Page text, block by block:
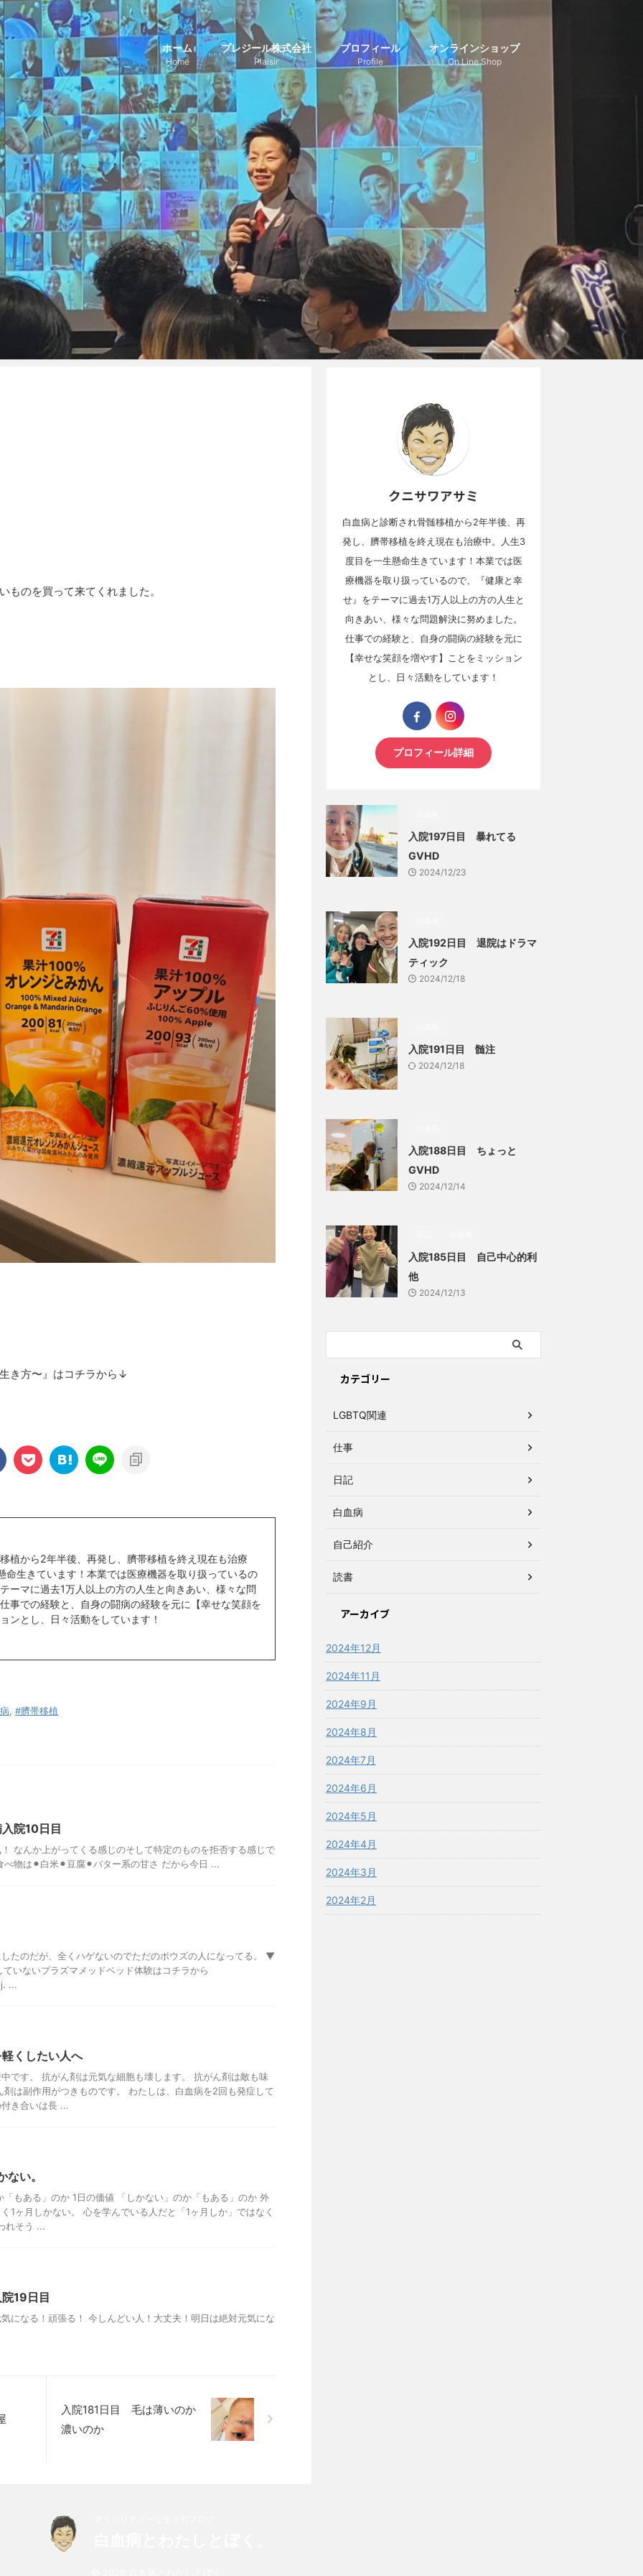
ホーム
Home
プレジール株式会社
Plaisir
プロフィール
Profile
オンラインショップ
On Line Shop
ものを買って来てくれました。
き方〜』はコチラから↓
植から2年半後、再発し、臍帯移植を終え現在も治療
命生きています！本業では医療機器を取り扱っているの
ーマに過去1万人以上の方の人生と向きあい、様々な問
事での経験と、自身の闘病の経験を元に【幸せな笑顔を
ンとし、日々活動をしています！
#臍帯移植
院10日目
なんか上がってくる感じのそして特定のものを拒否する感じで
物は⚫︎白米⚫︎豆腐⚫︎バター系の甘さ だから今日 ...
たのだが、全くハゲないのでただのボウズの人になってる。 ▼
いないプラズマメッドベッド体験はコチラから
...
くしたい人へ
です。 抗がん剤は元気な細胞も壊します。 抗がん剤は敵も味
は副作用がつきものです。 わたしは、白血病を2回も発症して
き合いは長 ...
い。
もある」のか 1日の価値 「しかない」のか「もある」のか 外
1ヶ月しかない。 心を学んでいる人だと「1ヶ月しか」ではなく
れそう ...
19日目
になる！頑張る！ 今しんどい人！大丈夫！明日は絶対元気にな
入院181日目 毛は薄いのか
濃いのか
クニサワアサミ
白血病と診断され骨髄移植から2年半後、再
発し、臍帯移植を終え現在も治療中。人生3
度目を一生懸命生きています！本業では医
療機器を取り扱っているので、『健康と幸
せ』をテーマに過去1万人以上の方の人生と
向きあい、様々な問題解決に努めました。
仕事での経験と、自身の闘病の経験を元に
【幸せな笑顔を増やす】ことをミッション
とし、日々活動をしています！
プロフィール詳細
入院197日目 暴れてる
GVHD
2024/12/23
入院192日目 退院はドラマ
ティック
2024/12/18
入院191日目 髄注
2024/12/18
入院188日目 ちょっと
GVHD
2024/12/14
入院185日目 自己中心的利
他
2024/12/13
カテゴリー
LGBTQ関連
仕事
日記
白血病
自己紹介
読書
アーカイブ
2024年12月
2024年11月
2024年9月
2024年8月
2024年7月
2024年6月
2024年5月
2024年4月
2024年3月
2024年2月